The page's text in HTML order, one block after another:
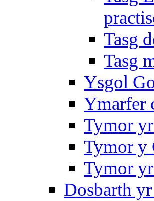
Tasg
Tasg
Ysgol
Ymarfer
Tymor
Tymor y
Tymor
Dosbarth